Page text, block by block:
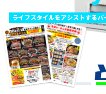
ライフスタイルをアシストするパ